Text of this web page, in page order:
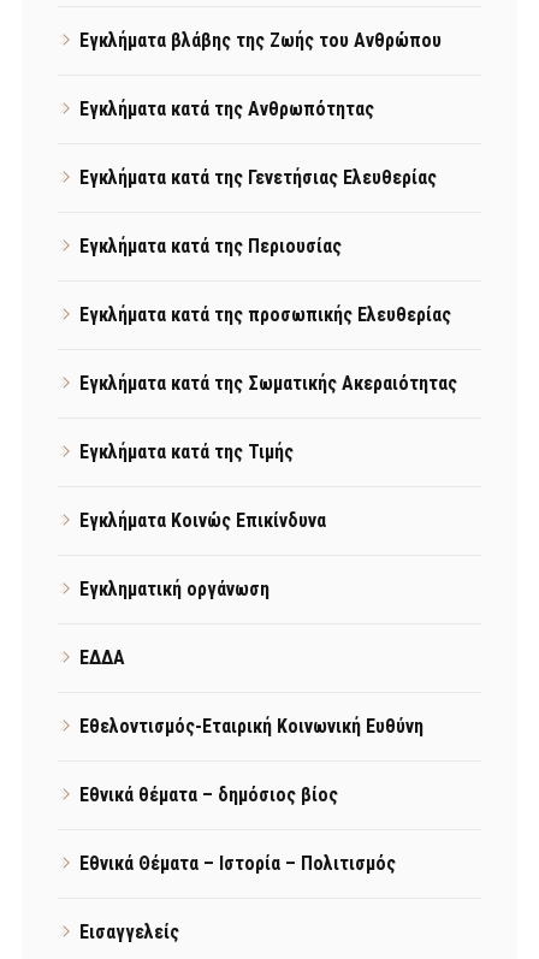
Εγκλήματα βλάβης της Ζωής του Ανθρώπου
Εγκλήματα κατά της Ανθρωπότητας
Εγκλήματα κατά της Γενετήσιας Ελευθερίας
Εγκλήματα κατά της Περιουσίας
Εγκλήματα κατά της προσωπικής Ελευθερίας
Εγκλήματα κατά της Σωματικής Ακεραιότητας
Εγκλήματα κατά της Τιμής
Εγκλήματα Κοινώς Επικίνδυνα
Εγκληματική οργάνωση
ΕΔΔΑ
Εθελοντισμός-Εταιρική Κοινωνική Ευθύνη
Εθνικά θέματα – δημόσιος βίος
Εθνικά Θέματα – Ιστορία – Πολιτισμός
Εισαγγελείς